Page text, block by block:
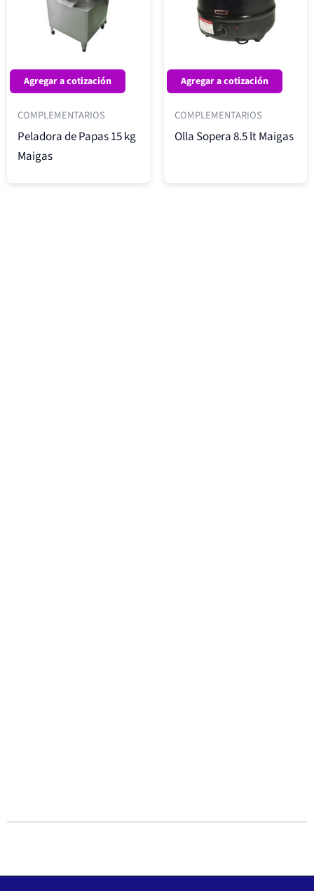
Agregar a cotización
COMPLEMENTARIOS
Peladora de Papas 15 kg
Maigas
Agregar a cotización
COMPLEMENTARIOS
Olla Sopera 8.5 lt Maigas